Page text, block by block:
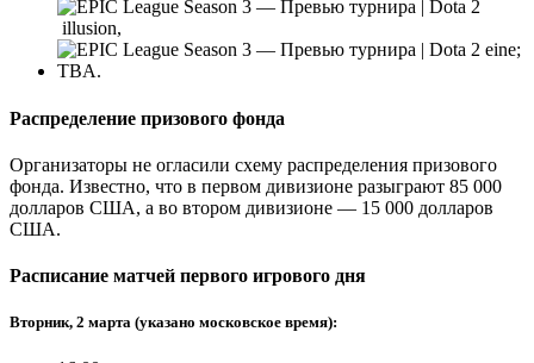
illusion,
eine;
TBA.
Распределение призового фонда
Организаторы не огласили схему распределения призового
фонда. Известно, что в первом дивизионе разыграют 85 000
долларов США, а во втором дивизионе — 15 000 долларов
США.
Расписание матчей первого игрового дня
Вторник, 2 марта (указано московское время):